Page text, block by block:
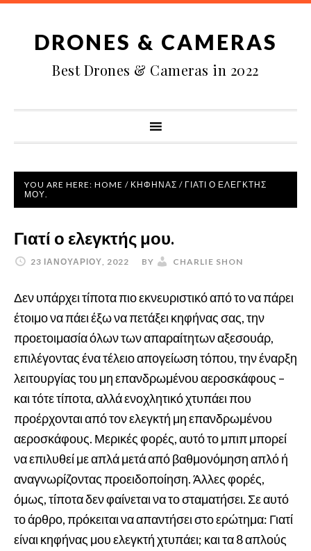
DRONES & CAMERAS
Best Drones & Cameras in 2022
YOU ARE HERE: HOME / ΚΗΦΉΝΑΣ / ΓΙΑΤΊ Ο ΕΛΕΓΚΤΉΣ
ΜΟΥ.
Γιατί ο ελεγκτής μου.
23 ΙΑΝΟΥΑΡΊΟΥ, 2022 BY CHARLIE SHON
Δεν υπάρχει τίποτα πιο εκνευριστικό από το να πάρει
έτοιμο να πάει έξω να πετάξει κηφήνας σας, την
προετοιμασία όλων των απαραίτητων αξεσουάρ,
επιλέγοντας ένα τέλειο απογείωση τόπου, την έναρξη
λειτουργίας του μη επανδρωμένου αεροσκάφους –
και τότε τίποτα, αλλά ενοχλητικό χτυπάει που
προέρχονται από τον ελεγκτή μη επανδρωμένου
αεροσκάφους. Μερικές φορές, αυτό το μπιπ μπορεί
να επιλυθεί με απλά μετά από βαθμονόμηση απλό ή
αναγνωρίζοντας προειδοποίηση. Άλλες φορές,
όμως, τίποτα δεν φαίνεται να το σταματήσει. Σε αυτό
το άρθρο, πρόκειται να απαντήσει στο ερώτημα: Γιατί
είναι κηφήνας μου ελεγκτή χτυπάει; και τα 8 απλούς